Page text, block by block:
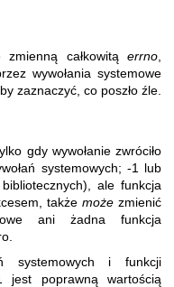
całkowitąerrno
wywołania systemowe
zaznaczyć, co poszło źle.
gdy wywołanie zwróciło
systemowych; -1 lub
ale funkcja
także możezmienić
ani żadna funkcja
systemowych i funkcji
jest poprawną wartością